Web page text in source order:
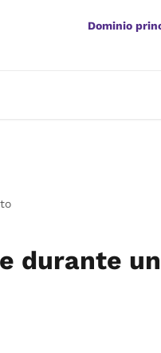
Dominio
durante un